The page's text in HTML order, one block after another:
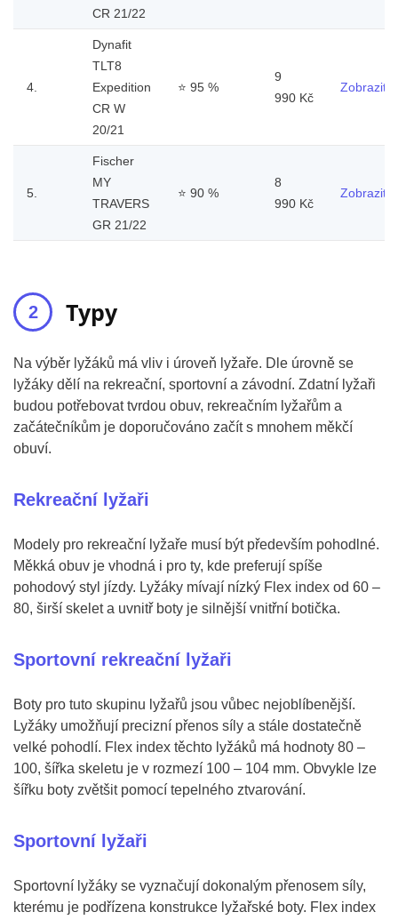
CR 21/22
4.
Dynafit
TLT8
Expedition
CR W
20/21
⭐ 95 %
9
990 Kč
Zobrazit
5.
Fischer
MY
TRAVERS
GR 21/22
⭐ 90 %
8
990 Kč
Zobrazit
Typy
Na výběr lyžáků má vliv i úroveň lyžaře. Dle úrovně se
lyžáky dělí na rekreační, sportovní a závodní. Zdatní lyžaři
budou potřebovat tvrdou obuv, rekreačním lyžařům a
začátečníkům je doporučováno začít s mnohem měkčí
obuví.
Rekreační lyžaři
Modely pro rekreační lyžaře musí být především pohodlné.
Měkká obuv je vhodná i pro ty, kde preferují spíše
pohodový styl jízdy. Lyžáky mívají nízký Flex index od 60 –
80, širší skelet a uvnitř boty je silnější vnitřní botička.
Sportovní rekreační lyžaři
Boty pro tuto skupinu lyžařů jsou vůbec nejoblíbenější.
Lyžáky umožňují precizní přenos síly a stále dostatečně
velké pohodlí. Flex index těchto lyžáků má hodnoty 80 –
100, šířka skeletu je v rozmezí 100 – 104 mm. Obvykle lze
šířku boty zvětšit pomocí tepelného ztvarování.
Sportovní lyžaři
Sportovní lyžáky se vyznačují dokonalým přenosem síly,
kterému je podřízena konstrukce lyžařské boty. Flex index